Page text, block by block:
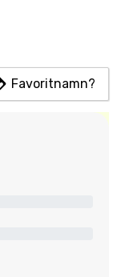
Favoritnamn?